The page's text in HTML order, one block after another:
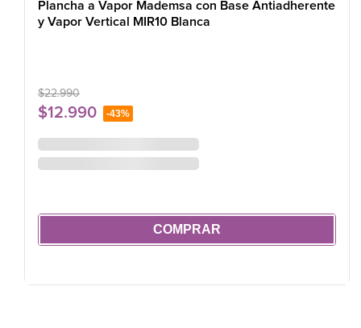
Plancha a Vapor Mademsa con Base Antiadherente
y Vapor Vertical MIR10 Blanca
$22.990
$12.990 -43%
COMPRAR